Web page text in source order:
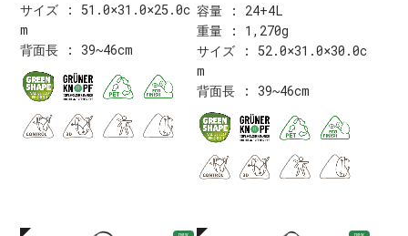
サイズ : 51.0×31.0×25.0c
m
背面長 : 39~46cm
容量 : 24+4L
重量 : 1,270g
サイズ : 52.0×31.0×30.0c
m
背面長 : 39~46cm
new new